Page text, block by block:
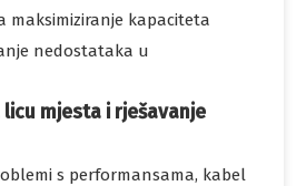
maksimiziranje kapaciteta
nedostataka u
licu mjesta i rješavanje
s performansama, kabel